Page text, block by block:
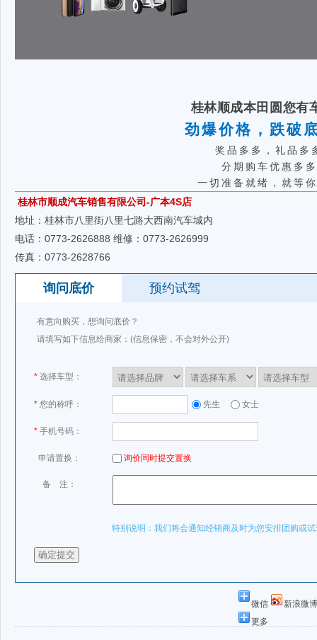
桂林顺成本田圆您有
劲爆价格，跌破
奖品多多，礼品多
分期购车优惠多多
一切准备就绪，就等
桂林市顺成汽车销售有限公司-广本4S店
地址：桂林市八里街八里七路大西南汽车城内
电话：0773-2626888 维修：0773-2626999
传真：0773-2628766
微信
新浪微
更多